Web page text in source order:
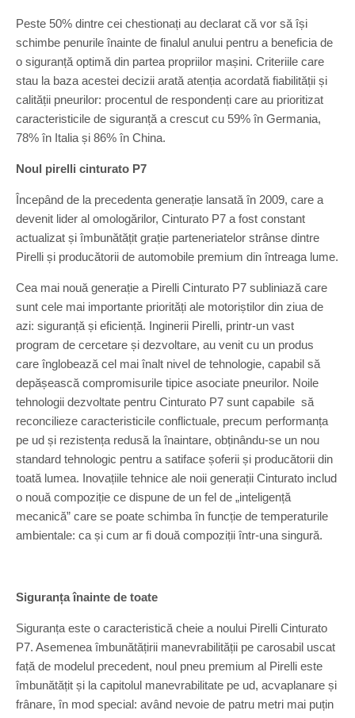
Peste 50% dintre cei chestionați au declarat că vor să își
schimbe penurile înainte de finalul anului pentru a beneficia de
o siguranță optimă din partea propriilor mașini. Criteriile care
stau la baza acestei decizii arată atenția acordată fiabilității și
calității pneurilor: procentul de respondenți care au prioritizat
caracteristicile de siguranță a crescut cu 59% în Germania,
78% în Italia și 86% în China.
Noul pirelli cinturato P7
Începând de la precedenta generație lansată în 2009, care a
devenit lider al omologărilor, Cinturato P7 a fost constant
actualizat și îmbunătățit grație parteneriatelor strânse dintre
Pirelli și producătorii de automobile premium din întreaga lume.
Cea mai nouă generație a Pirelli Cinturato P7 subliniază care
sunt cele mai importante priorități ale motoriștilor din ziua de
azi: siguranță și eficiență. Inginerii Pirelli, printr-un vast
program de cercetare și dezvoltare, au venit cu un produs
care înglobează cel mai înalt nivel de tehnologie, capabil să
depășească compromisurile tipice asociate pneurilor. Noile
tehnologii dezvoltate pentru Cinturato P7 sunt capabile să
reconcilieze caracteristicile conflictuale, precum performanța
pe ud și rezistența redusă la înaintare, obținându-se un nou
standard tehnologic pentru a satiface șoferii și producătorii din
toată lumea. Inovațiile tehnice ale noii generații Cinturato includ
o nouă compoziție ce dispune de un fel de „inteligență
mecanică” care se poate schimba în funcție de temperaturile
ambientale: ca și cum ar fi două compoziții într-una singură.
Siguranța înainte de toate
Siguranța este o caracteristică cheie a noului Pirelli Cinturato
P7. Asemenea îmbunătățirii manevrabilității pe carosabil uscat
față de modelul precedent, noul pneu premium al Pirelli este
îmbunătățit și la capitolul manevrabilitate pe ud, acvaplanare și
frânare, în mod special: având nevoie de patru metri mai puțin